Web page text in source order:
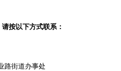
按以下方式联系：
路街道办事处